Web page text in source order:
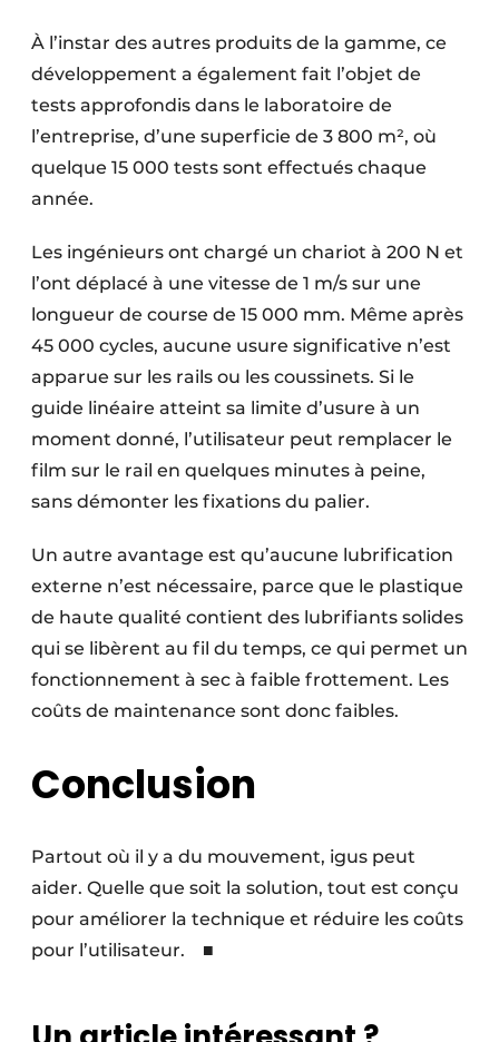
À l’instar des autres produits de la gamme, ce
développement a également fait l’objet de
tests approfondis dans le laboratoire de
l’entreprise, d’une superficie de 3 800 m², où
quelque 15 000 tests sont effectués chaque
année.
Les ingénieurs ont chargé un chariot à 200 N et
l’ont déplacé à une vitesse de 1 m/s sur une
longueur de course de 15 000 mm. Même après
45 000 cycles, aucune usure significative n’est
apparue sur les rails ou les coussinets. Si le
guide linéaire atteint sa limite d’usure à un
moment donné, l’utilisateur peut remplacer le
film sur le rail en quelques minutes à peine,
sans démonter les fixations du palier.
Un autre avantage est qu’aucune lubrification
externe n’est nécessaire, parce que le plastique
de haute qualité contient des lubrifiants solides
qui se libèrent au fil du temps, ce qui permet un
fonctionnement à sec à faible frottement. Les
coûts de maintenance sont donc faibles.
Conclusion
Partout où il y a du mouvement, igus peut
aider. Quelle que soit la solution, tout est conçu
pour améliorer la technique et réduire les coûts
pour l’utilisateur. ■